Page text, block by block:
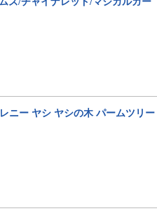
ニー ヤシ ヤシの木 パームツリー